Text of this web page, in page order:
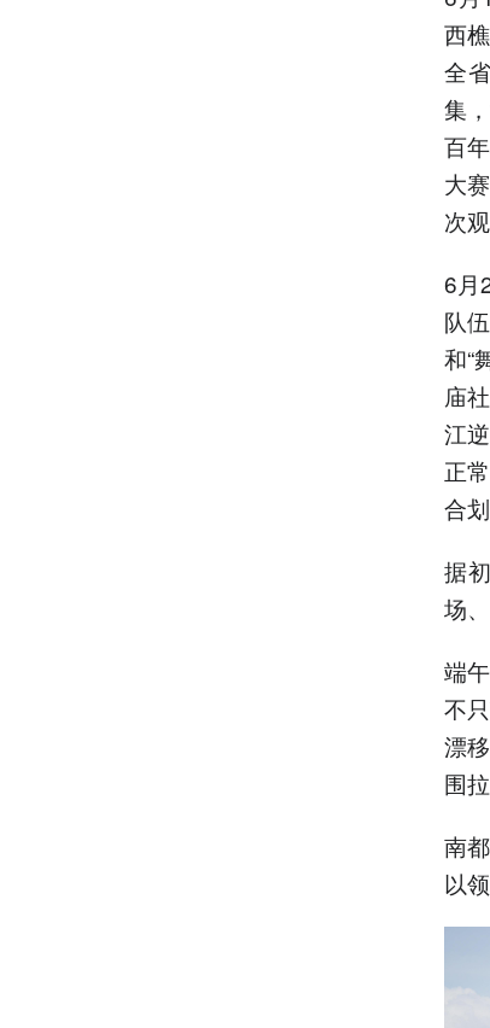
西
全
集
百
大
次观
6月
队
和“
庙
江
正
合
据
场
端
不
漂
围
南
以